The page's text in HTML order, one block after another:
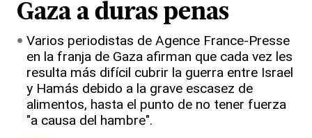
Gaza a duras penas
Varios periodistas de Agence France-Presse
en la franja de Gaza afirman que cada vez les
resulta más difícil cubrir la guerra entre Israel
y Hamás debido a la grave escasez de
alimentos, hasta el punto de no tener fuerza
"a causa del hambre".